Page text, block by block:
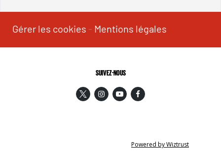
Gérer les cookies - Mentions légales
SUIVEZ-NOUS
Powered by Wiztrust